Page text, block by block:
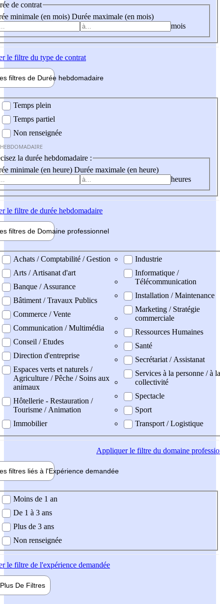
de contrat
minimale (en mois) Durée maximale (en mois)
mois
le filtre du type de contrat
filtres de Durée hebdomadaire
Temps plein
Temps partiel
Non renseignée
la durée hebdomadaire :
minimale (en heure) Durée maximale (en heure)
heures
le filtre de durée hebdomadaire
filtres de Domaine professionnel
professionel
Achats / Comptabilité / Gestion
Arts / Artisanat d'art
Banque / Assurance
Bâtiment / Travaux Publics
Commerce / Vente
Communication / Multimédia
Conseil / Etudes
Direction d'entreprise
Espaces verts et naturels /
Agriculture / Pêche / Soins aux
animaux
Hôtellerie - Restauration /
Tourisme / Animation
Immobilier
Industrie
Informatique /
Télécommunication
Installation / Maintenance
Marketing / Stratégie
commerciale
Ressources Humaines
Santé
Secrétariat / Assistanat
Services à la personne / à la
collectivité
Spectacle
Sport
Transport / Logistique
Appliquerle filtre du domaine
filtres liés à l'Expérience demandée
demandée
Moins de 1 an
De 1 à 3 ans
Plus de 3 ans
Non renseignée
le filtre de l'expérience demandée
Plus De Filtres